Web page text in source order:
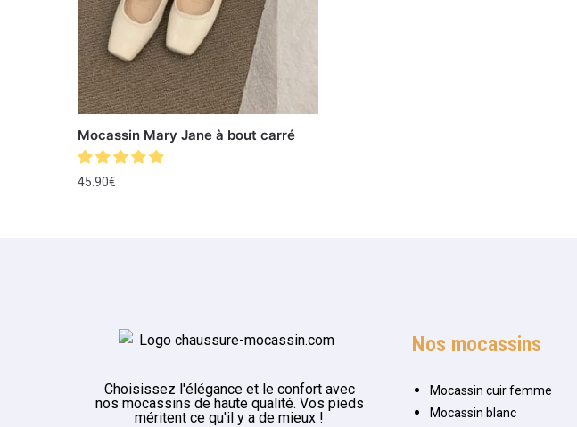
Mocassin Mary Jane à bout carré
45.90€
Choisissez l'élégance et le confort avec
nos mocassins de haute qualité. Vos pieds
méritent ce qu'il y a de mieux !
Nos mocassins
Mocassin cuir femme
Mocassin blanc